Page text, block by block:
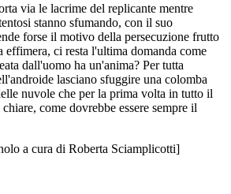
via le lacrime del replicante mentre
stanno sfumando, con il suo
forse il motivo della persecuzione frutto
ci resta l'ultima domanda come
dall'uomo ha un'anima? Per tutta
lasciano sfuggire una colomba
nuvole che per la prima volta in tutto il
come dovrebbe essere sempre il
a cura di Roberta Sciamplicotti]